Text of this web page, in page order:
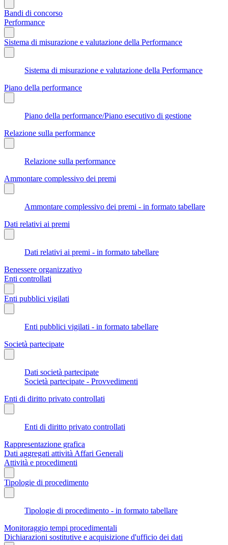
Bandi di concorso
Performance
Sistema di misurazione e valutazione della Performance
Sistema di misurazione e valutazione della Performance
Piano della performance
Piano della performance/Piano esecutivo di gestione
Relazione sulla performance
Relazione sulla performance
Ammontare complessivo dei premi
Ammontare complessivo dei premi - in formato tabellare
Dati relativi ai premi
Dati relativi ai premi - in formato tabellare
Benessere organizzativo
Enti controllati
Enti pubblici vigilati
Enti pubblici vigilati - in formato tabellare
Società partecipate
Dati società partecipate
Società partecipate - Provvedimenti
Enti di diritto privato controllati
Enti di diritto privato controllati
Rappresentazione grafica
Dati aggregati attività Affari Generali
Attività e procedimenti
Tipologie di procedimento
Tipologie di procedimento - in formato tabellare
Monitoraggio tempi procedimentali
Dichiarazioni sostitutive e acquisizione d'ufficio dei dati